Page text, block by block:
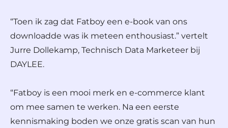
“Toen ik zag dat Fatboy een e-book van ons
downloadde was ik meteen enthousiast.” vertelt
Jurre Dollekamp, Technisch Data Marketeer bij
DAYLEE.
“Fatboy is een mooi merk en e-commerce klant
om mee samen te werken. Na een eerste
kennismaking boden we onze gratis scan van hun